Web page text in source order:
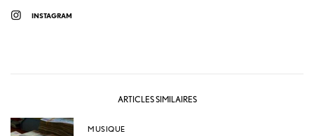
INSTAGRAM
ARTICLES SIMILAIRES
MUSIQUE